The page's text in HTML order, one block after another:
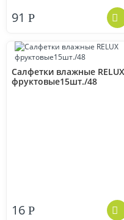
91 Р
Салфетки влажные RELUX
фруктовые15шт./48
16 Р